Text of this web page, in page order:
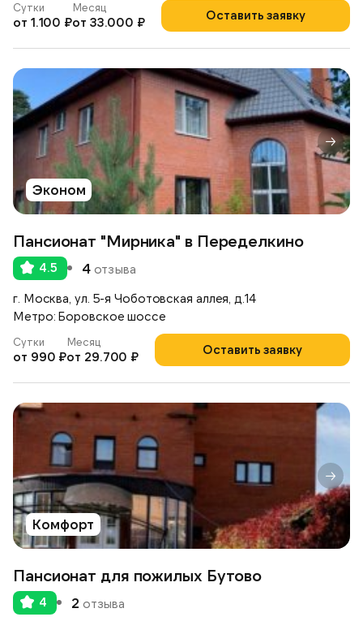
Оставить заявку
Сутки
от 1.100 ₽
Месяц
от 33.000 ₽
Эконом
Пансионат "Мирника" в Переделкино
4.5 4отзыва
г. Москва, ул. 5-я Чоботовская аллея, д.14
Метро: Боровское шоссе
Оставить заявку
Сутки
от 990 ₽
Месяц
от 29.700 ₽
Комфорт
Пансионат для пожилых Бутово
4 2 отзыва